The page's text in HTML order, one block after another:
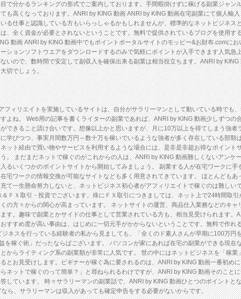
で分かるランキングの形式でご案内しております。手間暇掛けずに稼げる副業ジャ
も高くなっております。ANRI by KING 動画 ANRI by KING 動画在宅副業にて個人輸
る仕事と認識している方もいらっしゃるかもしれませんが、標準的なネットビジネ
、全く資金が必要とされないということです。無料で提供されているブログを使用
動画 ANRI by KING 動画中でもポイントポータルサイトのモッピー&お財布.comに
ションソフトウエアをダウンロードするのみで気軽にポイントが入手できます人気
いので、数時間で安定して副収入を確保出来る副業は相当役立ちます。ANRI by
切でしょう。
フィリエイトを実施しているサイトは、自分がサラリーマンとして動いている時でも
よね。 Web用の記事を書くライターの副業であれば、ANRI by KING 動画少しずつ
できること請け合いです。想像以上かと思いますが、月に10万以上を得てしまう強
学びつつ、事実月間数万円～数十万を稼いでいるような強者が多く存在している部
ット経由で買い物やサービスを利用するような場合には、是非是非超お得なポイン
。 まだまだネットで稼ぐのがこれからの人は、ANRI by KING 動画難しくないアン
るいくつかのポイントサイトから開始してみましょう。 副業する人が在宅ワークに
宅ワークの情報交換が可能なサイトなども多く用意されてきています。 ほとんども
て一生懸命努力しないと、ネットビジネス初心者がアフィリエイトで稼ぐのは難し
ＦＸ取引・投資でございます。殊にＦＸ取引につきましては、ネット上で24時間取
の方々からの関心が高まっています。 ネットサイトの運営、商品仕入業務などのキ
す。趣味で副業とかサイドの仕事として営業されている方も、相当見受けられます。
すすめ度が高い事由は、はじめに一切元手がかからないということです。無料で作
ネスを行っている経験者の私から見ましても、「全くのド素人さんが早期に100万
を稼ぐ術」だったならばございます。 パソコンが家にあれば在宅の副業ができる現
からライティング系の副業類が非常に人気です。 世の中にはネットビジネスを「稼
とお見受けします。ビギナーが稼ぐ為に要されるのは、ANRI by KING 動画一番初め
ネットで稼ぐのって簡単？」と尋ねられるわけですが、ANRI by KING 動画そのこと
しています。 時々サラリーマンの副業話で、ANRI by KING 動画ひとつのポイント
ら、サラリーマンは収入があっても確定申告をする必要がないからです。